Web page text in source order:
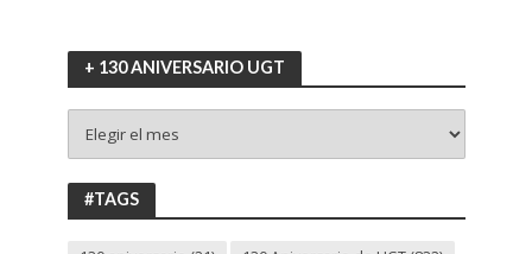
+ 130 ANIVERSARIO UGT
130
ANIVERSARIO
UGT
#TAGS